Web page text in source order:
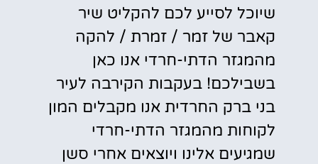
שיוכל לסייע לכם להקליט שיר
קאבר של זמר / זמרת / להקה
מהמגזר הדתי-חרדי אנו כאן
בשבילכם! בעקבות הקירבה לעיר
בני ברק החרדית אנו מקבלים המון
לקוחות מהמגזר הדתי-חרדי
שמגיעים אלינו ויוצאים אחרי סשן